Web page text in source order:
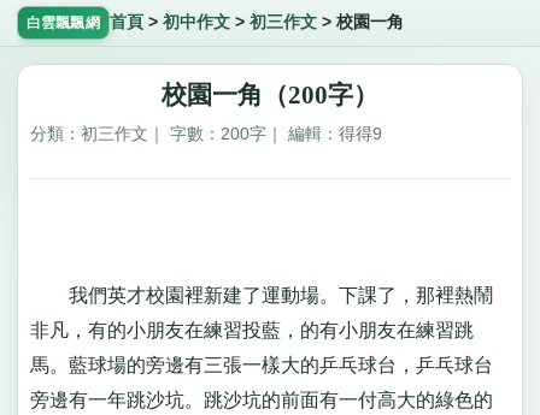
白雲飄飄網 首頁 > 初中作文> 初三作文> 校園一角
校園一角（200字）
分類：初三作文｜ 字數：200字｜ 編輯：得得9
我們英才校園裡新建了運動場。下課了，那裡熱鬧
非凡，有的小朋友在練習投藍，的有小朋友在練習跳
馬。藍球場的旁邊有三張一樣大的乒乓球台，乒乓球台
旁邊有一年跳沙坑。跳沙坑的前面有一付高大的綠色的